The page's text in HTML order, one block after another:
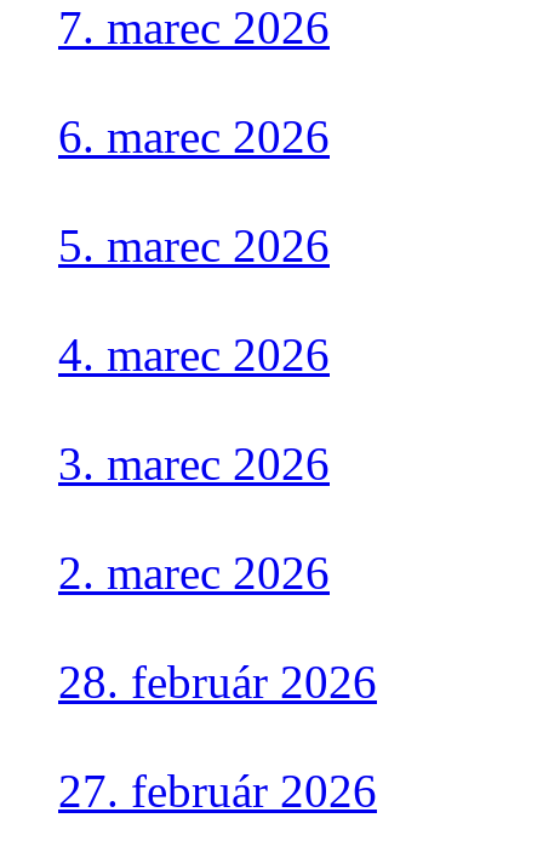
7. marec 2026
6. marec 2026
5. marec 2026
4. marec 2026
3. marec 2026
2. marec 2026
28. február 2026
27. február 2026